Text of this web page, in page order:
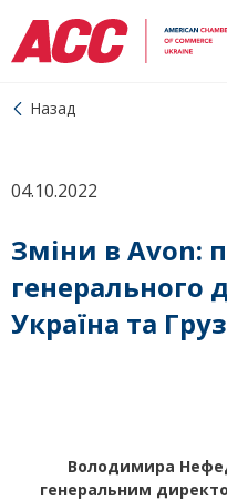
Назад
04.10.2022
Зміни в Avon:
генерального
Україна та
Володимира
генеральним